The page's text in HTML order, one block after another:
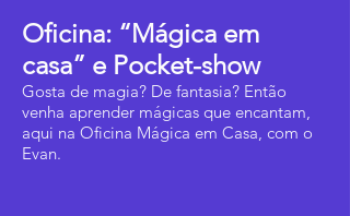
Oficina: “Mágica em
casa” e Pocket-show
Gosta de magia? De fantasia? Então
venha aprender mágicas que encantam,
aqui na Oficina Mágica em Casa, com o
Evan.